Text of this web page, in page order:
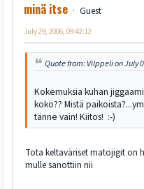
minä itse
Guest
July 29, 2006, 09:42:12
Quote from: Vilppeli on July
Kokemuksia kuhan
koko?? Mistä
tänne vain! Kiitos! :-)
Tota keltaväriset matojigit on
mulle sanottiin nii